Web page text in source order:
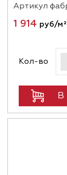
Артикул
1 914 руб/м²
Кол-во
В